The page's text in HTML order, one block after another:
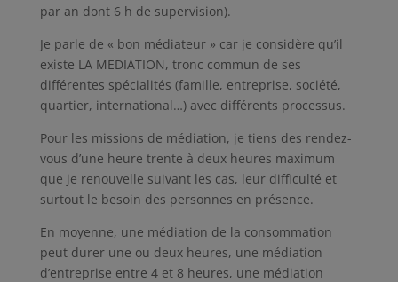
par an dont 6 h de supervision).
Je parle de « bon médiateur » car je considère qu’il
existe LA MEDIATION, tronc commun de ses
différentes spécialités (famille, entreprise, société,
quartier, international…) avec différents processus.
Pour les missions de médiation, je tiens des rendez-
vous d’une heure trente à deux heures maximum
que je renouvelle suivant les cas, leur difficulté et
surtout le besoin des personnes en présence.
En moyenne, une médiation de la consommation
peut durer une ou deux heures, une médiation
d’entreprise entre 4 et 8 heures, une médiation